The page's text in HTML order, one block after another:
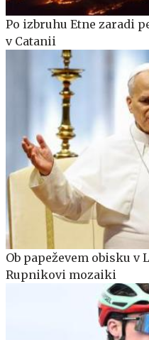
Po izbruhu Etne zaradi
v Catanii
Ob papeževem obisku
Rupnikovi mozaiki